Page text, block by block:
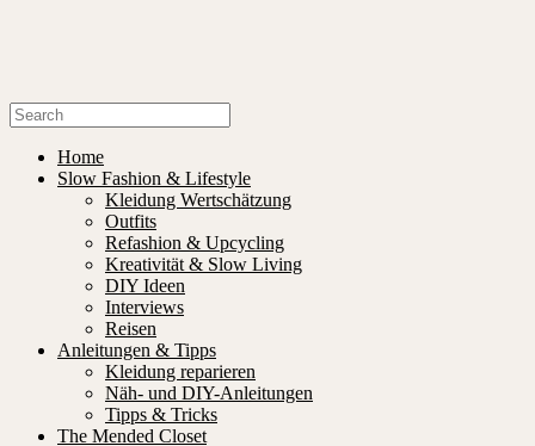
Home
Slow Fashion & Lifestyle
Kleidung Wertschätzung
Outfits
Refashion & Upcycling
Kreativität & Slow Living
DIY Ideen
Interviews
Reisen
Anleitungen & Tipps
Kleidung reparieren
Näh- und DIY-Anleitungen
Tipps & Tricks
The Mended Closet